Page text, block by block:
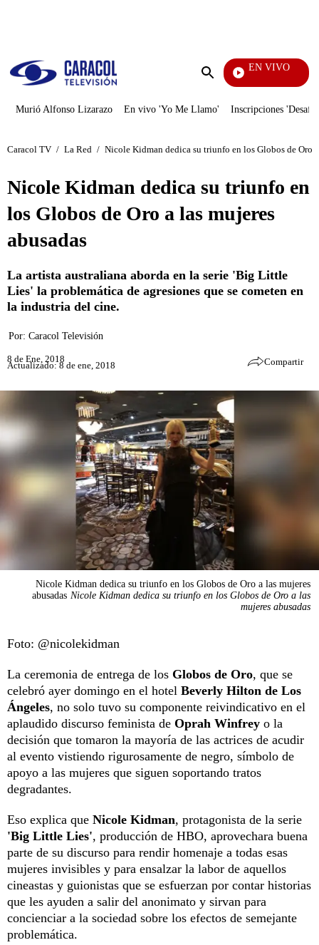
Enviar
EN VIVO
Rafael Orozco
Murió Alfonso Lizarazo En vivo 'Yo Me Llamo' Inscripciones
Caracol TV / La Red / Nicole Kidman dedica su triunfo en los Globos de Oro a
Nicole Kidman dedica su triunfo en
los Globos de Oro a las mujeres
abusadas
La artista australiana aborda en la serie 'Big Little
Lies' la problemática de agresiones que se cometen en
la industria del cine.
Por: Caracol Televisión
8 de Ene, 2018
Actualizado: 8 de ene, 2018 Compartir
Nicole Kidman dedica su triunfo en los Globos de Oro a las mujeres
abusadas Nicole Kidman dedica su triunfo en los Globos de Oro a las
mujeres abusadas
Foto: @nicolekidman
La ceremonia de entrega de los Globos de Oro, que se
celebró ayer domingo en el hotel Beverly Hilton de Los
Ángeles, no solo tuvo su componente reivindicativo en el
aplaudido discurso feminista de Oprah Winfrey o la
decisión que tomaron la mayoría de las actrices de acudir
al evento vistiendo rigurosamente de negro, símbolo de
apoyo a las mujeres que siguen soportando tratos
degradantes.
Eso explica que Nicole Kidman, protagonista de la serie
'Big Little Lies', producción de HBO, aprovechara buena
parte de su discurso para rendir homenaje a todas esas
mujeres invisibles y para ensalzar la labor de aquellos
cineastas y guionistas que se esfuerzan por contar historias
que les ayuden a salir del anonimato y sirvan para
concienciar a la sociedad sobre los efectos de semejante
problemática.